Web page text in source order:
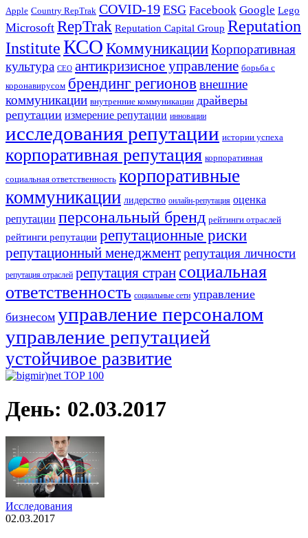
Apple Country RepTrak COVID-19 ESG Facebook Google Lego
Microsoft RepTrak Reputation Capital Group Reputation
InstituteКСО КоммуникацииКорпоративная
культура СЕО антикризисное управление борьба с
коронавирусом брендинг регионов внешние
коммуникации внутренние коммуникации драйверы
репутации измерение репутации инновации
исследования репутации истории успеха
корпоративная репутация корпоративная
социальная ответственность корпоративные
коммуникации лидерство онлайн-репутация оценка
репутации персональный бренд рейтинги отраслей
рейтинги репутации репутационные риски
репутационный менеджментрепутация личности
репутация отраслей репутация стран социальная
ответственность социальные сети управление
бизнесом управление персоналом
управление репутацией
устойчивое развитие
День: 02.03.2017
Исследования
02.03.2017